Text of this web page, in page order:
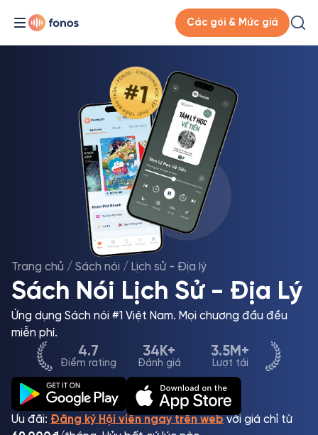
Các gói & Mức giá
Trang chủ / Sách nói / Lịch sử - Địa lý
Sách Nói Lịch Sử - Địa Lý
Ứng dụng Sách nói #1 Việt Nam. Mọi chương đầu đều
miễn phí.
4.7
Điểm rating
34K+
Đánh giá
3.5M+
Lượt tải
Ưu đãi: Đăng ký Hội viên ngay trên web với giá chỉ từ